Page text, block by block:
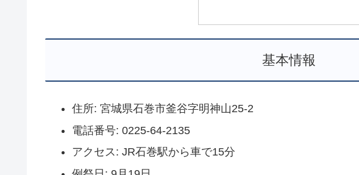
基本情報
住所: 宮城県石巻市釜谷字明神山25-2
電話番号: 0225-64-2135
アクセス: JR石巻駅から車で15分